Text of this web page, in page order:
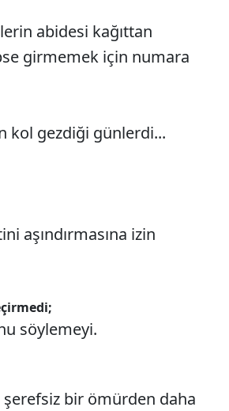
abidesi kağıttan
girmemek için numara
kol gezdiği günlerdi...
aşındırmasına izin
söylemeyi.
bir ömürden daha